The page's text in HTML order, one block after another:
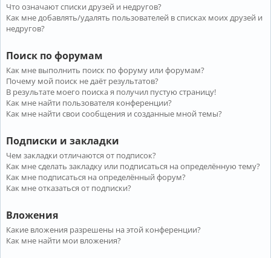
Что означают списки друзей и недругов?
Как мне добавлять/удалять пользователей в списках моих друзей и
недругов?
Поиск по форумам
Как мне выполнить поиск по форуму или форумам?
Почему мой поиск не даёт результатов?
В результате моего поиска я получил пустую страницу!
Как мне найти пользователя конференции?
Как мне найти свои сообщения и созданные мной темы?
Подписки и закладки
Чем закладки отличаются от подписок?
Как мне сделать закладку или подписаться на определённую тему?
Как мне подписаться на определённый форум?
Как мне отказаться от подписки?
Вложения
Какие вложения разрешены на этой конференции?
Как мне найти мои вложения?